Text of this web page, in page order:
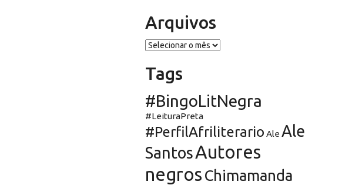
Arquivos
Arquivos
Tags
#BingoLitNegra
#LeituraPreta
#PerfilAfriliterario Ale Ale
SantosAutores
negros Chimamanda